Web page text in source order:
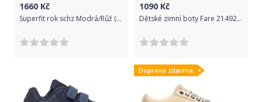
1660 Kč
Superfit rok schz Modrá/Růž (36) - Ciciban
1090 Kč
Dětské zimní boty Fare 2149281 Velikost: 22
Doprava zdarma